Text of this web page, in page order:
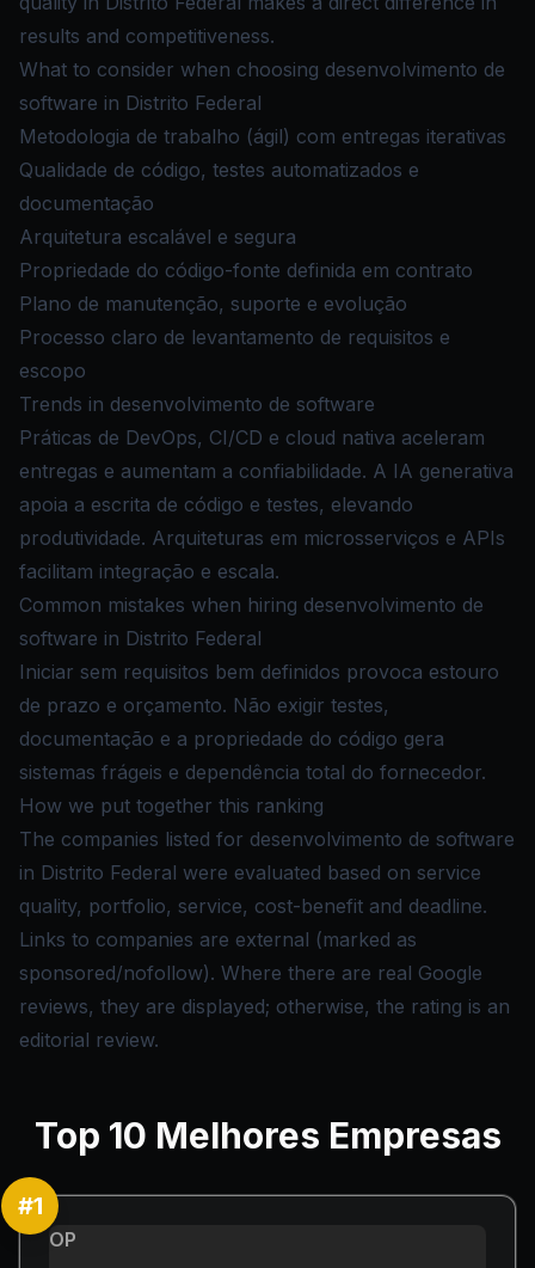
results and competitiveness.
What to consider when choosing desenvolvimento de
software in Distrito Federal
Metodologia de trabalho (ágil) com entregas iterativas
Qualidade de código, testes automatizados e
documentação
Arquitetura escalável e segura
Propriedade do código-fonte definida em contrato
Plano de manutenção, suporte e evolução
Processo claro de levantamento de requisitos e
escopo
Trends in desenvolvimento de software
Práticas de DevOps, CI/CD e cloud nativa aceleram
entregas e aumentam a confiabilidade. A IA generativa
apoia a escrita de código e testes, elevando
produtividade. Arquiteturas em microsserviços e APIs
facilitam integração e escala.
Common mistakes when hiring desenvolvimento de
software in Distrito Federal
Iniciar sem requisitos bem definidos provoca estouro
de prazo e orçamento. Não exigir testes,
documentação e a propriedade do código gera
sistemas frágeis e dependência total do fornecedor.
How we put together this ranking
The companies listed for desenvolvimento de software
in Distrito Federal were evaluated based on service
quality, portfolio, service, cost-benefit and deadline.
Links to companies are external (marked as
sponsored/nofollow). Where there are real Google
reviews, they are displayed; otherwise, the rating is an
editorial review.
Top 10 Melhores Empresas
#1
OP